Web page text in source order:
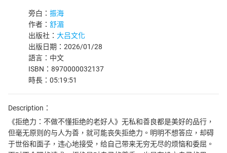
旁白： 振海
作者： 舒湄
出版社： 大吕文化
出版日期：2026/01/28
語言：中文
ISBN：8970000032137
時長：05:19:51
Description：
《拒绝力：不做不懂拒绝的老好人》无私和善良都是美好的品行，
但毫无原则的与人为善，就可能丧失拒绝力。明明不想答应，却碍
于世俗和面子，违心地接受，给自己带来无穷无尽的烦恼和委屈。